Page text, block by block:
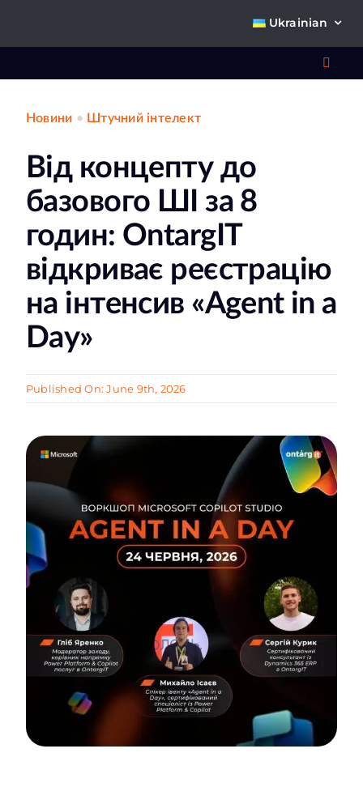
Ukrainian
Новини • Штучний інтелект
Від концепту до
базового ШІ за 8
годин: OntargIT
відкриває реєстрацію
на інтенсив «Agent in a
Day»
Published On: June 9th, 2026